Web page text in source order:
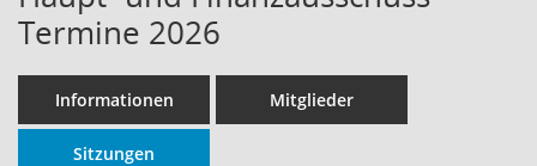
Termine 2026
Informationen Mitglieder
Sitzungen